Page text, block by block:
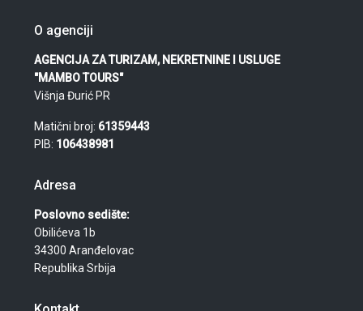
O agenciji
AGENCIJA ZA TURIZAM, NEKRETNINE I USLUGE
"MAMBO TOURS"
Višnja Đurić PR
Matični broj: 61359443
PIB: 106438981
Adresa
Poslovno sedište:
Obilićeva 1b
34300 Aranđelovac
Republika Srbija